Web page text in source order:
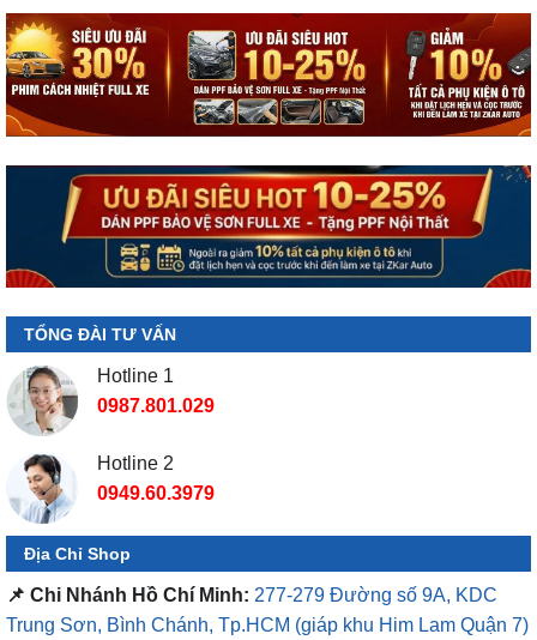
TỔNG ĐÀI TƯ VẤN
Hotline 1
0987.801.029
Hotline 2
0949.60.3979
Địa Chỉ Shop
📌 Chi Nhánh Hồ Chí Minh: 277-279 Đường số 9A, KDC
Trung Sơn, Bình Chánh, Tp.HCM (giáp khu Him Lam Quận 7)